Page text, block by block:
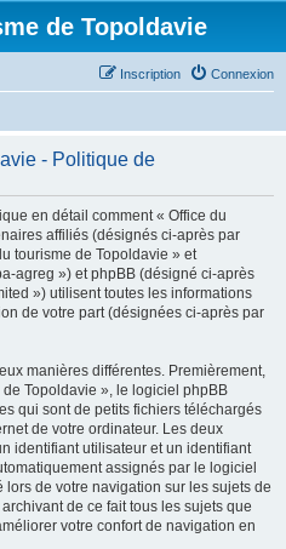
de Topoldavie
Connexion
Inscription
- Politique de
en détail comment « Office du
affiliés (désignés ci-après par
tourisme de Topoldavie » et
agreg ») et phpBB (désigné ci-après
») utilisent toutes les informations
de votre part (désignées ci-après par
manières différentes. Premièrement,
Topoldavie », le logiciel phpBB
qui sont de petits fichiers téléchargés
de votre ordinateur. Les deux
identifiant utilisateur et un identifiant
assignés par le logiciel
de votre navigation sur les sujets de
de ce fait tous les sujets que
votre confort de navigation en